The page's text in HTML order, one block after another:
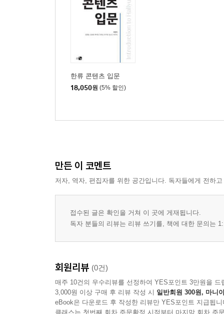
Ⅱ. 베트남의 한류 146
Ⅲ. 한류가 매개하는 베트남 대중문화 151
1. TV 드라마 151
3. 영화 161
Ⅳ. 나가며│한류 인프라를 생각한다 162
2. 문화코드분석을 통한 한류성공 요인평가 174
Ⅲ. 변혁의 사회와 문화적 함의 178
2. 중동의 뉴제너레이션 187
Ⅴ. 맺음말 190
한류를 넘어 K-Culture 현장 속으로 ¡Vamos!
―열정의 나라 멕시코와 아르헨티나를 중심으로
Ⅰ. 머리말 197
Ⅱ. 멕시코와 아르헨티나는 지금! 200
한류 콘텐츠 입문
18,050원 (5% 할인)
만든 이 코멘트
저자, 역자, 편집자를 위한 공간입니다. 독자들에게 전하
접수된 글은 확인을 거쳐 이 곳에 게재됩니다.
독자 분들의 리뷰는 리뷰 쓰기를, 책에 대한 문의는
회원리뷰 (0건)
매주 10건의 우수리뷰를 선정하여 YES포인트 3만원을 드
3,000원 이상 구매 후 리뷰 작성 시 일반회원 300원, 마니
eBook은 다운로드 후 작성한 리뷰만 YES포인트 지급됩니
클래스는 첫번째 회차 주문확정 시점부터 마지막 회차 주